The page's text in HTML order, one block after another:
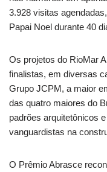
3.928 visitas
Papai Noel durante 40
Os projetos do RioMar
finalistas, em diversas
Grupo JCPM, a maior
das quatro maiores do
padrões arquitetônicos
vanguardistas na
O Prêmio Abrasce